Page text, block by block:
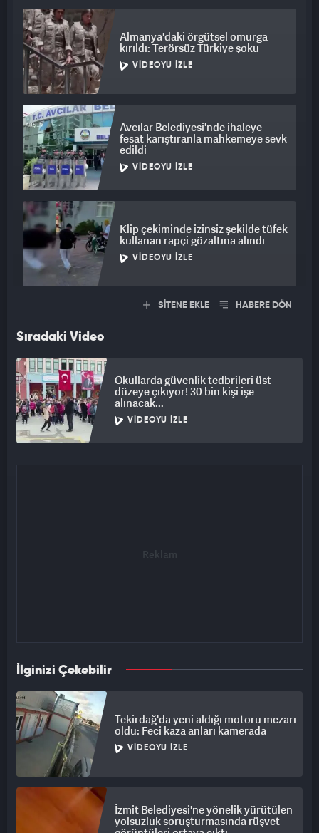
Almanya'daki örgütsel omurga
kırıldı: Terörsüz Türkiye şoku
VIDEOYU İZLE
Avcılar Belediyesi'nde ihaleye
fesat karıştıranla mahkemeye sevk
edildi
VIDEOYU İZLE
Klip çekiminde izinsiz şekilde tüfek
kullanan rapçi gözaltına alındı
VIDEOYU İZLE
SİTENE EKLE HABERE DÖN
Sıradaki Video
Okullarda güvenlik tedbrileri üst
düzeye çıkıyor! 30 bin kişi işe
alınacak...
VIDEOYU İZLE
İlginizi Çekebilir
Tekirdağ'da yeni aldığı motoru mezarı
oldu: Feci kaza anları kamerada
VIDEOYU İZLE
İzmit Belediyesi'ne yönelik yürütülen
yolsuzluk soruşturmasında rüşvet